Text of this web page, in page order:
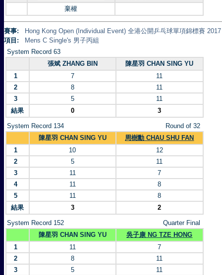
棄權
賽事:
Hong Kong Open (Individual Event) 全港公開乒乓球單項錦標賽 2017
項目:
Mens C Single's 男子丙組
System Record 63
張斌 ZHANG BIN
陳星羽 CHAN SING YU
1
7
11
2
8
11
3
5
11
結果
0 3
System Record 134
Round of 32
陳星羽 CHAN SING YU
周樹勳 CHAU SHU FAN
1
10
12
2
5
11
3
11
7
4
11
8
5
11
8
結果
3 2
System Record 152
Quarter Final
陳星羽 CHAN SING YU
吳子康 NG TZE HONG
1
11
7
2
8
11
3
5
11